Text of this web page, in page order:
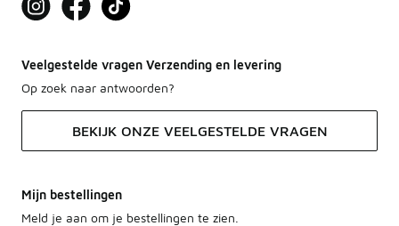
Veelgestelde vragen Verzending en levering
Op zoek naar antwoorden?
BEKIJK ONZE VEELGESTELDE VRAGEN
Mijn bestellingen
Meld je aan om je bestellingen te zien.